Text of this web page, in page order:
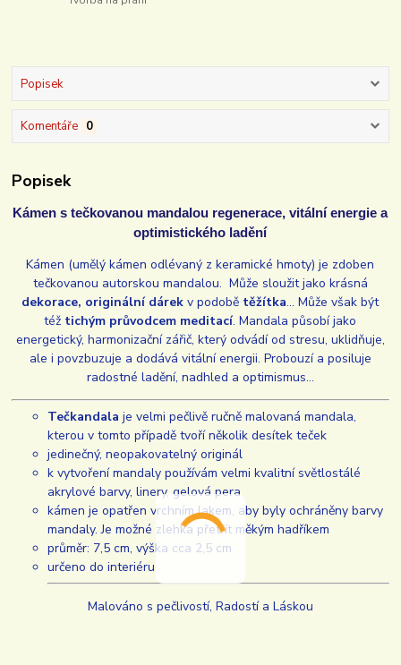
Popisek
Komentáře 0
Popisek
Kámen s tečkovanou mandalou regenerace, vitální energie a
optimistického ladění
Kámen (umělý kámen odlévaný z keramické hmoty) je zdoben
tečkovanou autorskou mandalou. Může sloužit jako krásná
dekorace, originální dárek v podobě těžítka... Může však být
též tichým průvodcem meditací. Mandala působí jako
energetický, harmonizační zářič, který odvádí od stresu, uklidňuje,
ale i povzbuzuje a dodává vitální energii. Probouzí a posiluje
radostné ladění, nadhled a optimismus...
Tečkandala je velmi pečlivě ručně malovaná mandala,
kterou v tomto případě tvoří několik desítek teček
jedinečný, neopakovatelný originál
k vytvoření mandaly používám velmi kvalitní světlostálé
akrylové barvy, linery, gelová pera
kámen je opatřen vrchním lakem, aby byly ochráněny barvy
mandaly. Je možné zlehka přetřít měkým hadříkem
průměr: 7,5 cm, výška cca 2,5 cm
určeno do interiéru
Malováno s pečlivostí, Radostí a Láskou